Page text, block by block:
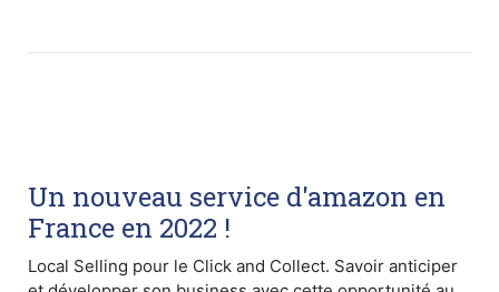
Un nouveau service d'amazon en
France en 2022 !
Local Selling pour le Click and Collect. Savoir anticiper